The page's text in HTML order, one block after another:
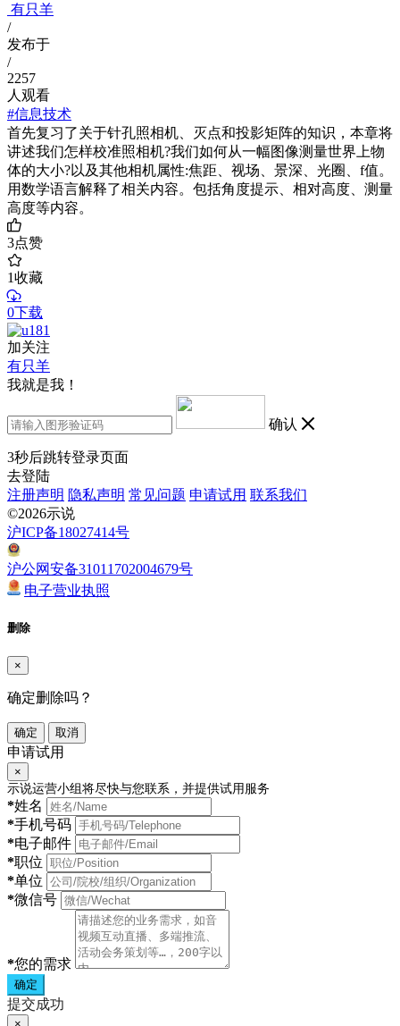
有只羊
/
发布于
/
2257
人观看
#信息技术
首先复习了关于针孔照相机、灭点和投影矩阵的知识，本章将
讲述我们怎样校准照相机?我们如何从一幅图像测量世界上物
体的大小?以及其他相机属性:焦距、视场、景深、光圈、f值。
用数学语言解释了相关内容。包括角度提示、相对高度、测量
高度等内容。
3点赞
1收藏
0下载
加关注
有只羊
我就是我！
确认
3秒后跳转登录页面
去登陆
注册声明 隐私声明 常见问题 申请试用 联系我们
©2026示说
沪ICP备18027414号
沪公网安备31011702004679号
电子营业执照
删除
×
确定删除吗？
确定 取消
申请试用
×
示说运营小组将尽快与您联系，并提供试用服务
*姓名
*手机号码
*电子邮件
*职位
*单位
*微信号
*您的需求
确定
提交成功